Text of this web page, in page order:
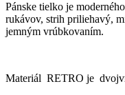
Pánske tielko je
rukávov, strih priliehavý,
jemným vrúbkovaním.
Materiál RETRO je